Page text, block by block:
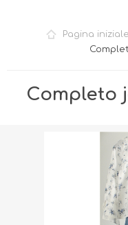
LISTA DEI DESIDERI
Pagina iniziale
Completo